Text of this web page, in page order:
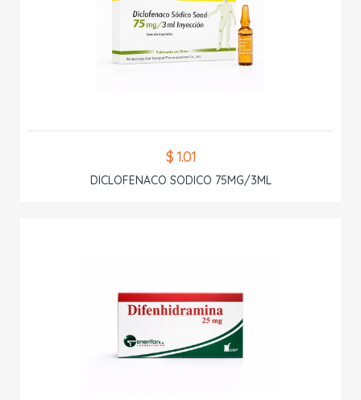
$ 1.01
DICLOFENACO SODICO 75MG/3ML